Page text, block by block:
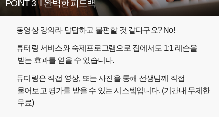
곡별강의 무료 수강권
D-1
POINT 3 I 완벽한 피드백
동영상 강의라 답답하고 불편할 것 같다구요? No!
튜터링 서비스와 숙제프로그램으로 집에서도 1:1 레슨을
받는 효과를 얻을 수 있습니다.
튜터링은 직접 영상, 또는 사진을 통해 선생님께 직접
물어보고 평가를 받을 수 있는 시스템입니다. (기간내 무제한
무료)